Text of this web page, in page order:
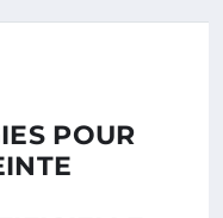
POUR